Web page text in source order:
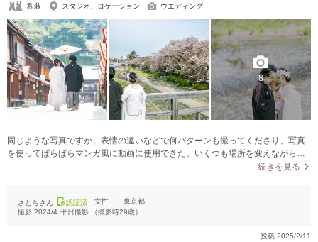
和装 スタジオ、ロケーション ウエディング
8
同じような写真ですが、表情の違いなどで何パターンも撮ってくださり、写真
を使ってぱらぱらマンガ風に動画に使用できた。いくつも場所を変えながら撮
影をしてもらったので、1箇所のロケーションでも雰囲気の違う写真がたくさん
続きを見る
さとちさん 認証済 女性
東京都
撮影 2024/4 平日撮影 （撮影時29歳）
投稿 2025/2/11